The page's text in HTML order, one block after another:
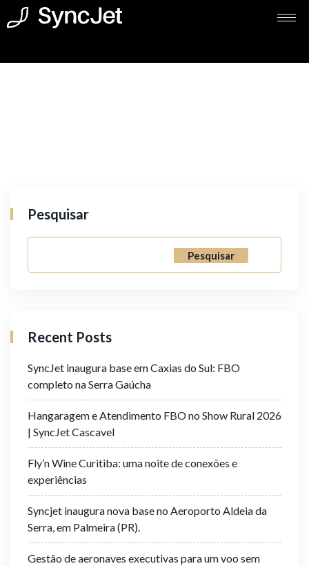
Pesquisar
Pesquisar
Recent Posts
SyncJet inaugura base em Caxias do Sul: FBO
completo na Serra Gaúcha
Hangaragem e Atendimento FBO no Show Rural 2026
| SyncJet Cascavel
Fly’n Wine Curitiba: uma noite de conexões e
experiências
Syncjet inaugura nova base no Aeroporto Aldeia da
Serra, em Palmeira (PR).
Gestão de aeronaves executivas para um voo sem